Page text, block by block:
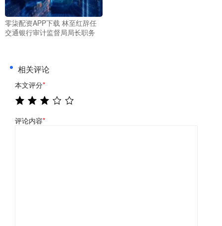
零柒配资APP下载 林至红辞任
交通银行审计监督局局长职务
相关评论
本文评分*
评论内容*